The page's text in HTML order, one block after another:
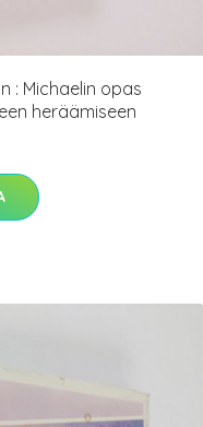
: Michaelin opas
heräämiseen